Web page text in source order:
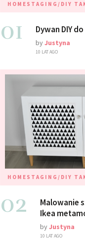
HOMESTAGING/DIY
01 Dywan DIY
byJustyna
10 LAT AGO
HOMESTAGING/DIY
02
Malowanie
Ikea
byJustyna
10 LAT AGO